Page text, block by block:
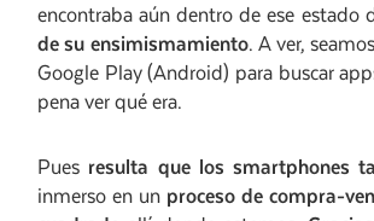
encontraba aún dentro de ese
de su ensimismamiento. A ver,
Google Play (Android) para buscar
pena ver qué era.
Pues resulta que los smartphones
inmerso en un proceso de compra-